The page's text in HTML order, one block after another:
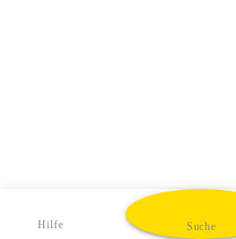
Hilfe Suche